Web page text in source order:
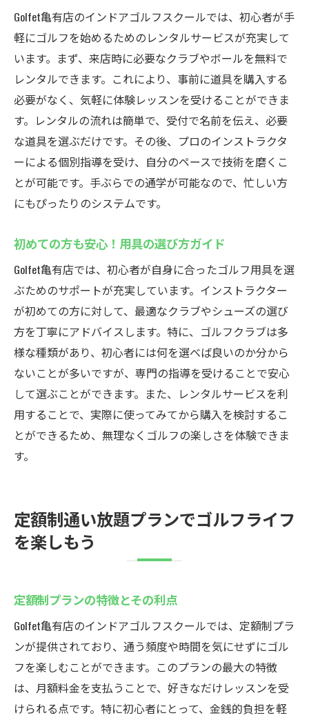
Golfet亀有店のインドアゴルフスクールでは、初心者が手
軽にゴルフを始めるためのレンタルサービスが充実して
います。まず、来店時に必要なクラブやボールを無料で
レンタルできます。これにより、事前に道具を購入する
必要がなく、気軽に体験レッスンを受けることができま
す。レンタルの流れは簡単で、受付で名前を伝え、必要
な道具を選ぶだけです。その後、プロのインストラクタ
ーによる個別指導を受け、自分のペースで技術を磨くこ
とが可能です。手ぶらでの通学が可能なので、忙しい方
にもぴったりのシステムです。
初めての方も安心！用具の選び方ガイド
Golfet亀有店では、初心者が自身に合ったゴルフ用具を選
ぶためのサポートが充実しています。インストラクター
が初めての方に対して、最適なクラブやシューズの選び
方を丁寧にアドバイスします。特に、ゴルフクラブは多
様な種類があり、初心者には何を選べば良いのか分から
ないことが多いですが、専門の指導を受けることで安心
して選ぶことができます。また、レンタルサービスを利
用することで、実際に使ってみてから購入を検討するこ
とができるため、無理なくゴルフの楽しさを体験できま
す。
定額制通い放題プランでゴルフライフ
を楽しもう
定額制プランの特徴とその利点
Golfet亀有店のインドアゴルフスクールでは、定額制プラ
ンが提供されており、通う頻度や時間を気にせずにゴル
フを楽しむことができます。このプランの最大の特徴
は、月額料金を支払うことで、好きなだけレッスンを受
けられる点です。特に初心者にとって、金銭的負担を軽